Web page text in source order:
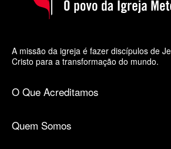
A missão da igreja é fazer discípulos de
Cristo para a transformação do mundo.
O Que Acreditamos
Quem Somos